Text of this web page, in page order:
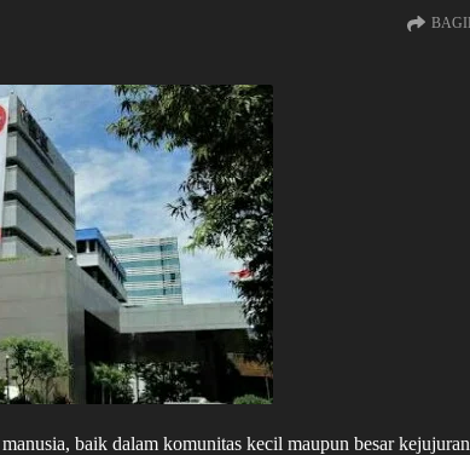
baik dalam komunitas kecil maupun besar kejujuran